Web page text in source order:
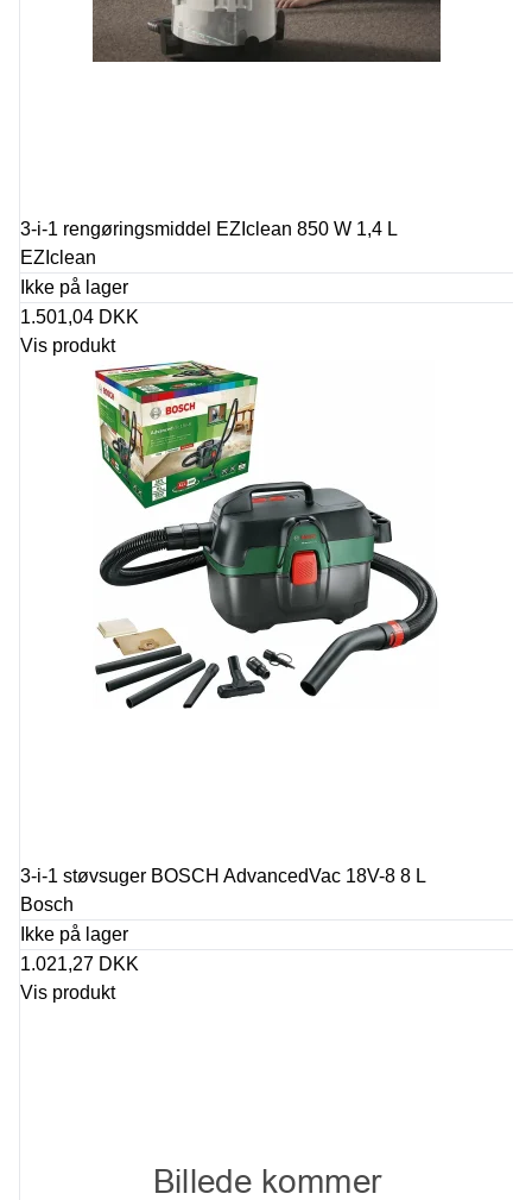
3-i-1 rengøringsmiddel EZIclean 850 W 1,4 L
EZIclean
Ikke på lager
1.501,04 DKK
Vis produkt
3-i-1 støvsuger BOSCH AdvancedVac 18V-8 8 L
Bosch
Ikke på lager
1.021,27 DKK
Vis produkt